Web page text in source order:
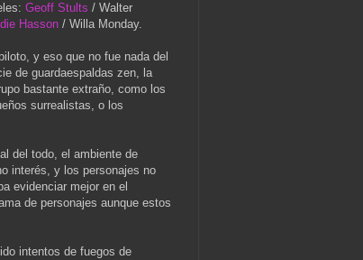
Geoff Stults / Walter
Hasson / Willa Monday.
y eso que no fue nada del
de guardaespaldas zen, la
bastante extraño, como los
surrealistas, o los
del todo, el ambiente de
interés, y los personajes no
evidenciar mejor en el
de personajes aunque estos
intentos de fuegos de